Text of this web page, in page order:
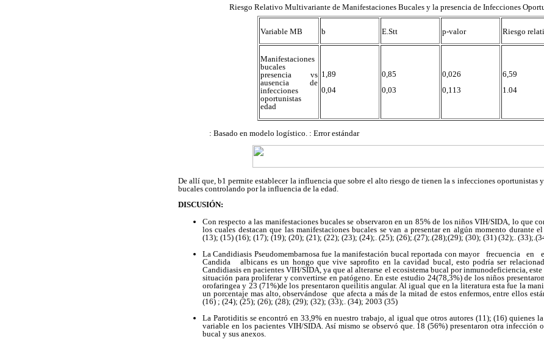
Riesgo Relativo Multivariante de Manifestaciones Bucales y la presencia de Infecciones
Variable MB b E.Stt p-valor Riesgo
Manifestaciones
bucales
presencia vs
ausencia de
infecciones
oportunistas
edad
1,89
0,04
0,85
0,03
0,026
0,113
6,59
1.04
: Basado en modelo logístico. : Error estándar
De allí que, b1 permite establecer la influencia que sobre el alto riesgo de tienen la s infecciones oportunistas
bucales controlando por la influencia de la edad.
DISCUSIÓN:
Con respecto a las manifestaciones bucales se observaron en un 85% de los niños VIH/SIDA, lo que
los cuales destacan que las manifestaciones bucales se van a presentar en algún momento durante
(13); (15) (16); (17); (19); (20); (21); (22); (23); (24);. (25); (26);.(27);.(28);(29); (30); (31) (32);.
La Candidiasis Pseudomembarnosa fue la manifestación bucal reportada con mayor frecuencia
Candida albicans es un hongo que vive saprofito en la cavidad bucal, esto podría ser
Candidiasis en pacientes VIH/SIDA, ya que al alterarse el ecosistema bucal por inmunodeficiencia,
situación para proliferar y convertirse en patógeno. En este estudio 24(78,3%) de los niños
orofaringea y 23 (71%)de los presentaron queilitis angular. Al igual que en la literatura esta fue la
un porcentaje mas alto, observándose que afecta a más de la mitad de estos enfermos, entre ellos
(16) ; (24); (25); (26); (28); (29); (32); (33);. (34); 2003 (35)
La Parotiditis se encontró en 33,9% en nuestro trabajo, al igual que otros autores (11); (16) quienes
variable en los pacientes VIH/SIDA. Así mismo se observó que. 18 (56%) presentaron otra infección
bucal y sus anexos.